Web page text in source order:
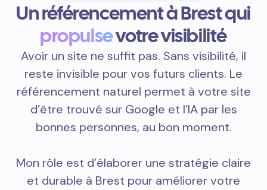
Un référencement à Brest qui
propulsevotre visibilité
Avoir un site ne suffit pas. Sans visibilité, il
reste invisible pour vos futurs clients. Le
référencement naturel permet à votre site
d’être trouvé sur Google et l’IA par les
bonnes personnes, au bon moment.
Mon rôle est d’élaborer une stratégie claire
et durable à Brest pour améliorer votre